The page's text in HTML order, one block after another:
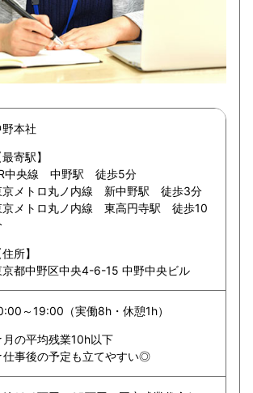
野本社
最寄駅】
中央線 中野駅 徒歩5分
京メトロ丸ノ内線 新中野駅 徒歩3分
京メトロ丸ノ内線 東高円寺駅 徒歩10
住所】
京都中野区中央4-6-15 中野中央ビル
～19:00（実働8h・休憩1h）
の平均残業10h以下
事後の予定も立てやすい◎